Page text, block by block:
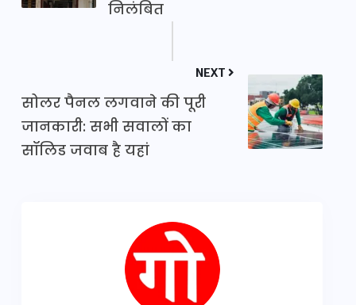
निलंबित
NEXT
सोलर पैनल लगवाने की पूरी
जानकारी: सभी सवालों का
सॉलिड जवाब है यहां